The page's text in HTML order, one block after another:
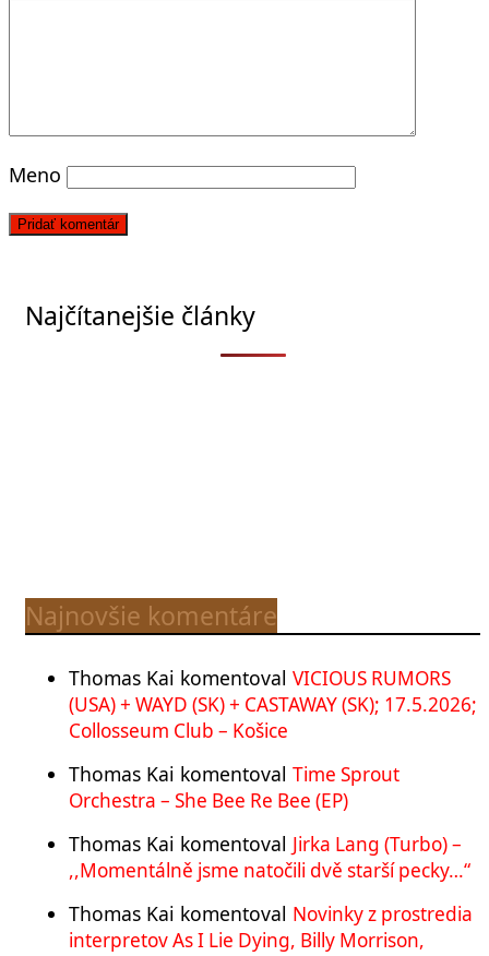
Meno
Najčítanejšie články
Najnovšie komentáre
Thomas Kai komentoval VICIOUS RUMORS
(USA) + WAYD (SK) + CASTAWAY (SK); 17.5.2026;
Collosseum Club – Košice
Thomas Kai komentoval Time Sprout
Orchestra – She Bee Re Bee (EP)
Thomas Kai komentoval Jirka Lang (Turbo) –
,,Momentálně jsme natočili dvě starší pecky…“
Thomas Kai komentoval Novinky z prostredia
interpretov As I Lie Dying, Billy Morrison,